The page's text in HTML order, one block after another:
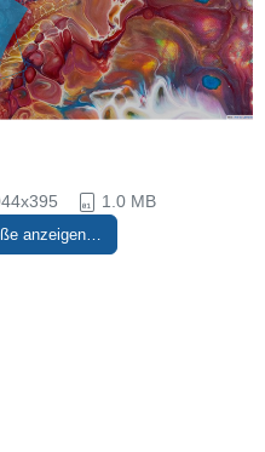
1.0 MB
anzeigen…